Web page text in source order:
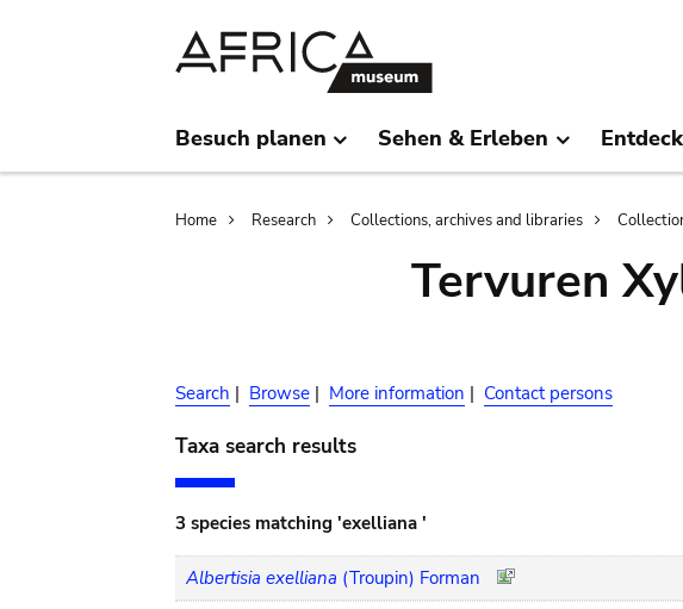
Besuch planen Sehen & Erleben
Breadcrumb
Home Research Collections, archives and libraries
Tervuren
Search | Browse | More information | Contact persons
Taxa search results
3 species matching 'exelliana '
Albertisia exelliana (Troupin) Forman